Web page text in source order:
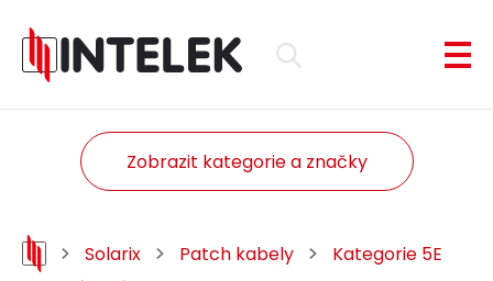
Zobrazit kategorie a značky
Solarix Patch kabely
Kategorie 5E